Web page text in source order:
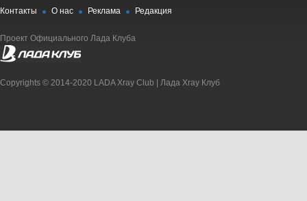
Контакты О нас Реклама Редакция
Проект Официального Лада Клуба
Copyrights © 2014-2020 LADA Xray Club | Лада Xray Клуб